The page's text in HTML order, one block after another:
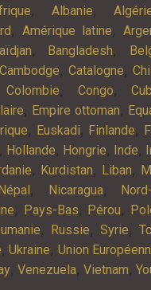
, Albanie,
, Amérique latine,
, Bangladesh,
Cambodge, Catalogne,
Colombie, Congo,
, Empire ottoman,
, Euskadi, Finlande,
, Hollande, Hongrie, Inde,
, Kurdistan, Liban,
Népal , Nicaragua,
, Pays-Bas, Pérou,
, Russie, Syrie,
,Ukraine, Union
, Venezuela, Vietnam,